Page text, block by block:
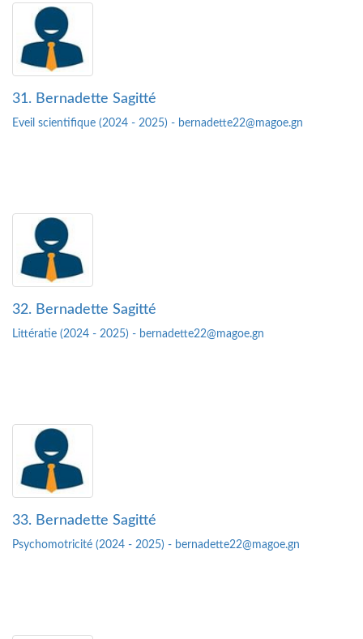
31. Bernadette Sagitté
Eveil scientifique (2024 - 2025) - bernadette22@magoe.gn
32. Bernadette Sagitté
Littératie (2024 - 2025) - bernadette22@magoe.gn
33. Bernadette Sagitté
Psychomotricité (2024 - 2025) - bernadette22@magoe.gn